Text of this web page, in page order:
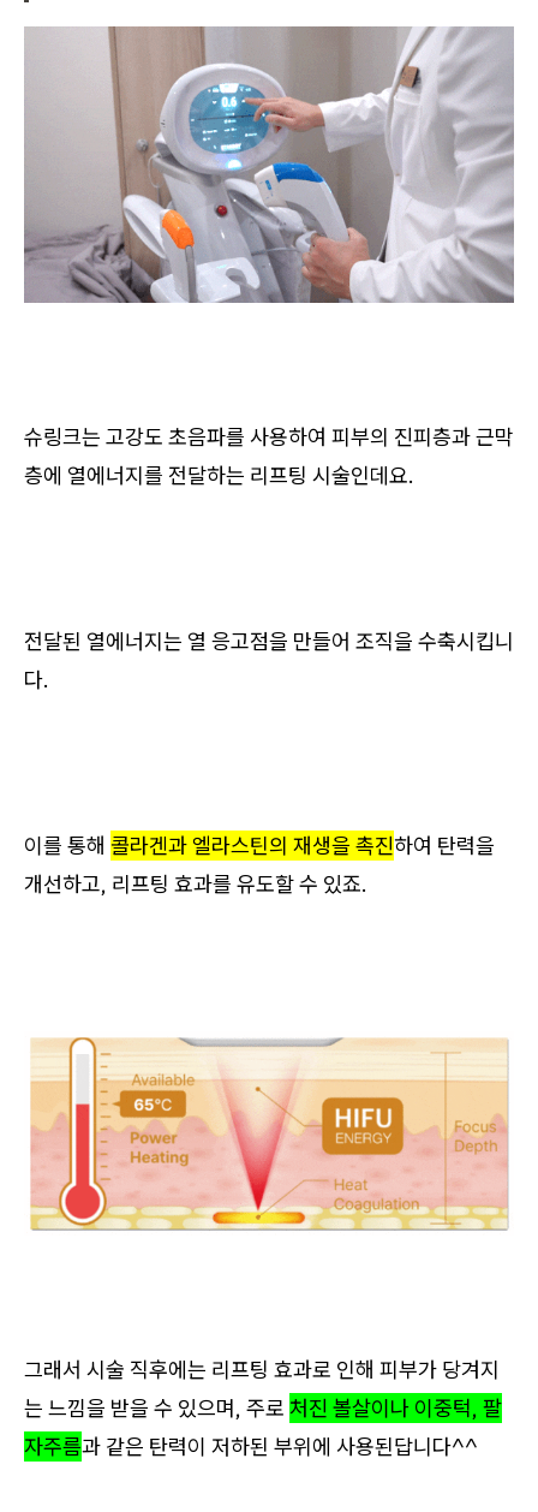
슈링크는 고강도 초음파를 사용하여 피부의 진피층과 근막
층에 열에너지를 전달하는 리프팅 시술인데요.
전달된 열에너지는 열 응고점을 만들어 조직을 수축시킵니
다.
이를 통해 콜라겐과 엘라스틴의 재생을 촉진하여 탄력을
개선하고, 리프팅 효과를 유도할 수 있죠.
그래서 시술 직후에는 리프팅 효과로 인해 피부가 당겨지
는 느낌을 받을 수 있으며, 주로 처진 볼살이나 이중턱, 팔
자주름과 같은 탄력이 저하된 부위에 사용된답니다^^